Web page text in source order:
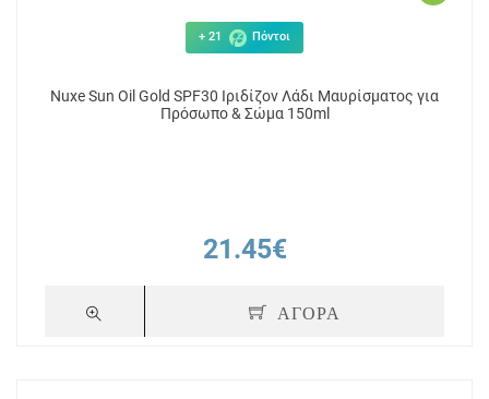
+ 21 Πόντοι
Nuxe Sun Oil Gold SPF30 Ιριδίζον Λάδι Μαυρίσματος για
Πρόσωπο & Σώμα 150ml
21.45€
ΑΓΟΡΑ